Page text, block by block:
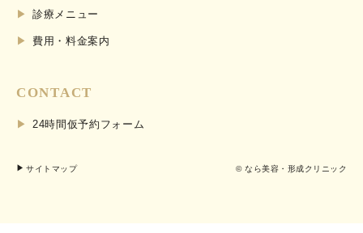
診療メニュー
費用・料金案内
CONTACT
24時間仮予約フォーム
サイトマップ © なら美容・形成クリニック